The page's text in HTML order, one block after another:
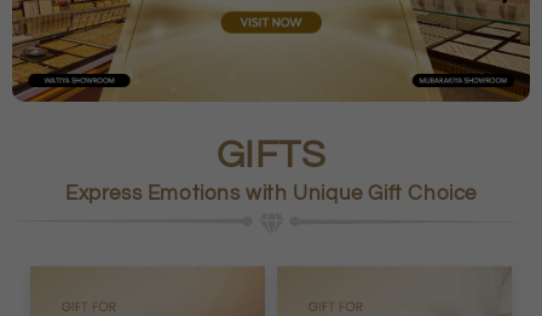
GIFTS
Express Emotions with Unique Gift Choice